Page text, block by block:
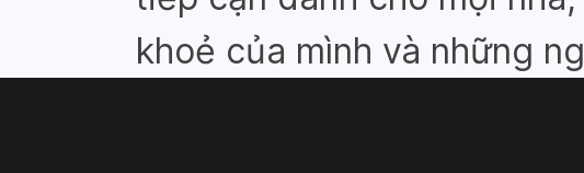
khoẻ của mình và những